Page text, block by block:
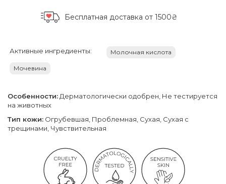
Бесплатная доставка от 1500₴
Активные ингредиенты: Молочная кислота
Мочевина
Особенности: Дерматологически одобрен, Не тестируется
на животных
Тип кожи: Огрубевшая, Проблемная, Сухая, Сухая с
трещинами, Чувствительная